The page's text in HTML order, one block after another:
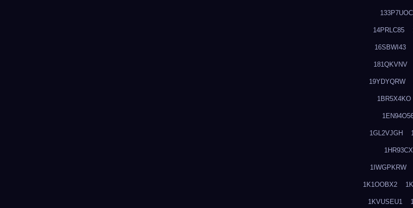
133P7UOC
14PRLC85
16SBWI43
181QKVNV
19YDYQRW
1BR5X4KO
1GL2VJGH
1IWGPKRW
1K1OOBX2
1KVUSEU1